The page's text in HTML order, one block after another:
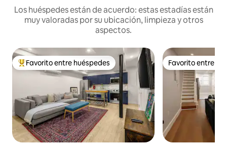
Los huéspedes están de acuerdo: estas estadías están
muy valoradas por su ubicación, limpieza y otros
aspectos.
Favorito entre huéspedes preferido
Favorito entre huéspedes Favorito entre
Favorito entre